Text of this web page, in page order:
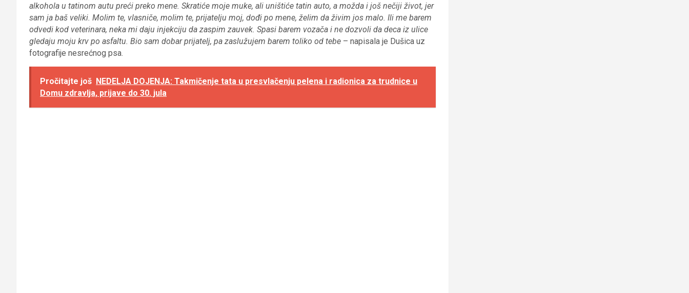
alkohola u tatinom autu preći preko mene. Skratiće moje muke, ali uništiće tatin auto, a možda i još nečiji život, jer
sam ja baš veliki. Molim te, vlasniče, molim te, prijatelju moj, dođi po mene, želim da živim jos malo. Ili me barem
odvedi kod veterinara, neka mi daju injekciju da zaspim zauvek. Spasi barem vozača i ne dozvoli da deca iz ulice
gledaju moju krv po asfaltu. Bio sam dobar prijatelj, pa zaslužujem barem toliko od tebe – napisala je Dušica uz
fotografije nesrećnog psa.
Pročitajte još NEDELJA DOJENJA: Takmičenje tata u presvlačenju pelena i radionica za trudnice u
Domu zdravlja, prijave do 30. jula